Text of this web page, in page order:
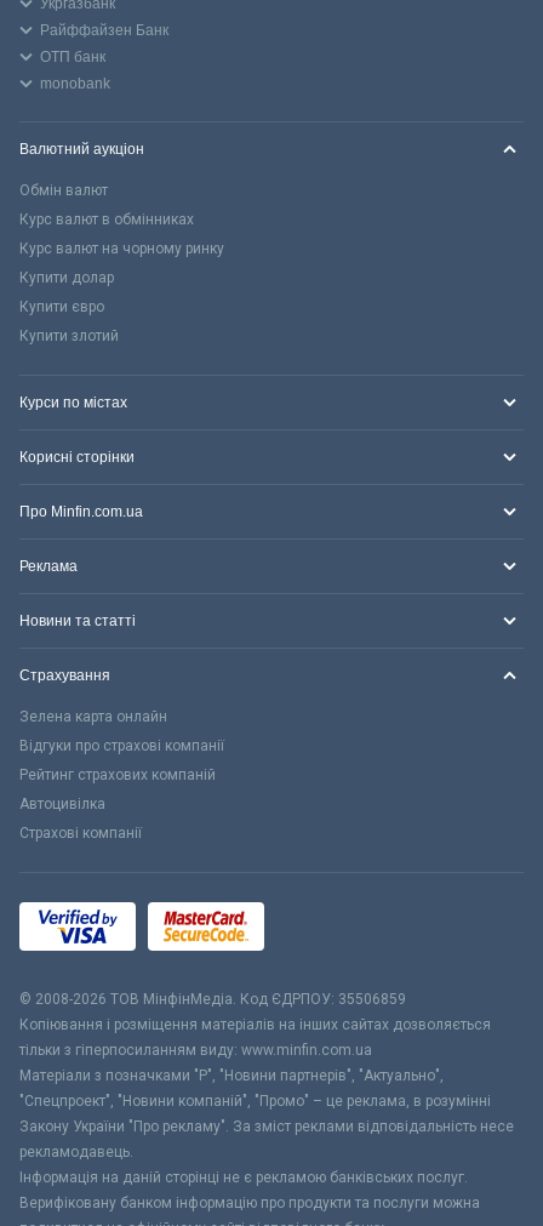
Укргазбанк
Райффайзен Банк
ОТП банк
monobank
Валютний аукціон
Обмін валют
Курс валют в обмінниках
Курс валют на чорному ринку
Купити долар
Купити євро
Купити злотий
Курси по містах
Корисні сторінки
Про Minfin.com.ua
Реклама
Новини та статті
Страхування
Зелена карта онлайн
Відгуки про страхові компанії
Рейтинг страхових компаній
Автоцивілка
Страхові компанії
© 2008-2026 ТОВ МiнфiнМедiа. Код ЄДРПОУ: 35506859
Копіювання і розміщення матеріалів на інших сайтах дозволяється
тільки з гіперпосиланням виду: www.minfin.com.ua
Матеріали з позначками "Р", "Новини партнерів", "Актуально",
"Спецпроект", "Новини компаній", "Промо" – це реклама, в розумінні
Закону України "Про рекламу". За зміст реклами відповідальність несе
рекламодавець.
Інформація на даній сторінці не є рекламою банківських послуг.
Верифіковану банком інформацію про продукти та послуги можна